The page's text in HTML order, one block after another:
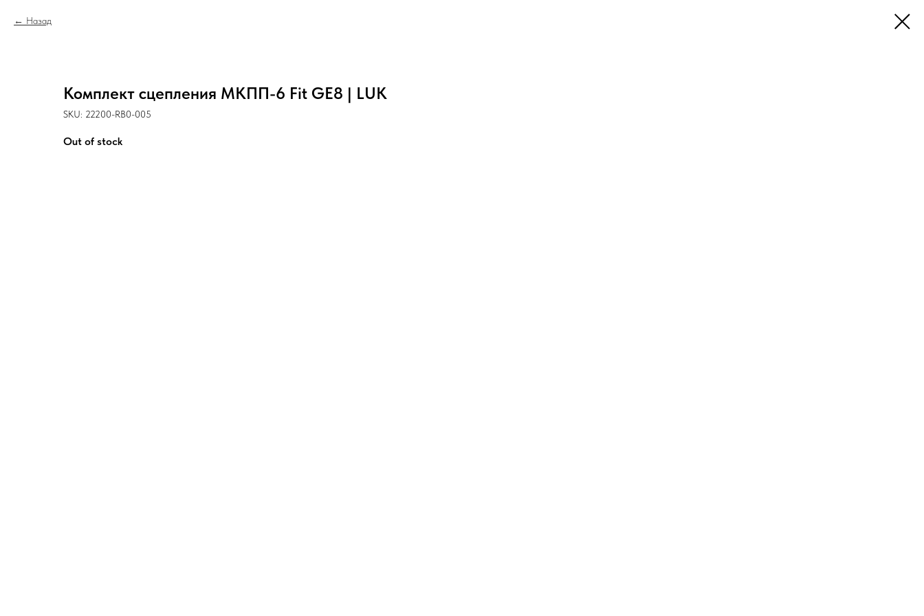
Назад
Комплект сцепления МКПП-6 Fit GE8 | LUK
SKU: 22200-RB0-005
Out of stock